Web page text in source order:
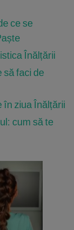
ce se
Înălțării
să faci de
în ziua Înălțării
cum să te